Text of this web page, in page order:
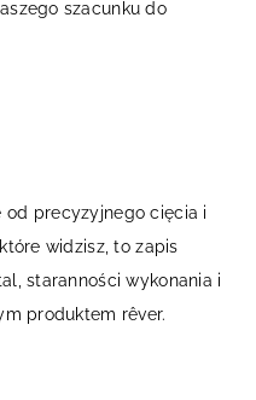
szacunku do
od precyzyjnego cięcia i
widzisz, to zapis
staranności wykonania i
produktem rêver.